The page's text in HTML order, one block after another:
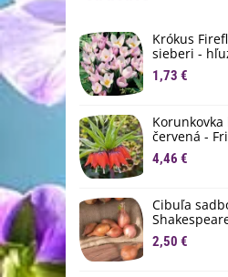
Krókus
sieberi -
1,73 €
Korunkovka
červená -
4,46 €
Cibuľa
2,50 €